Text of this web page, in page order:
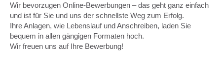
Wir bevorzugen Online-Bewerbungen – das geht ganz einfach
und ist für Sie und uns der schnellste Weg zum Erfolg.
Ihre Anlagen, wie Lebenslauf und Anschreiben, laden Sie
bequem in allen gängigen Formaten hoch.
Wir freuen uns auf Ihre Bewerbung!